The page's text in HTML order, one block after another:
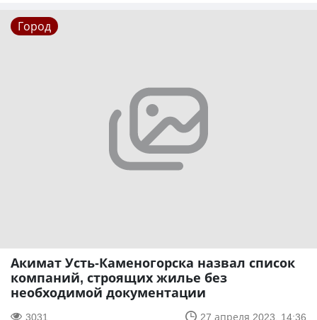
Город
Акимат Усть-Каменогорска назвал список
компаний, строящих жилье без
необходимой документации
3031 27 апреля 2023, 14:36